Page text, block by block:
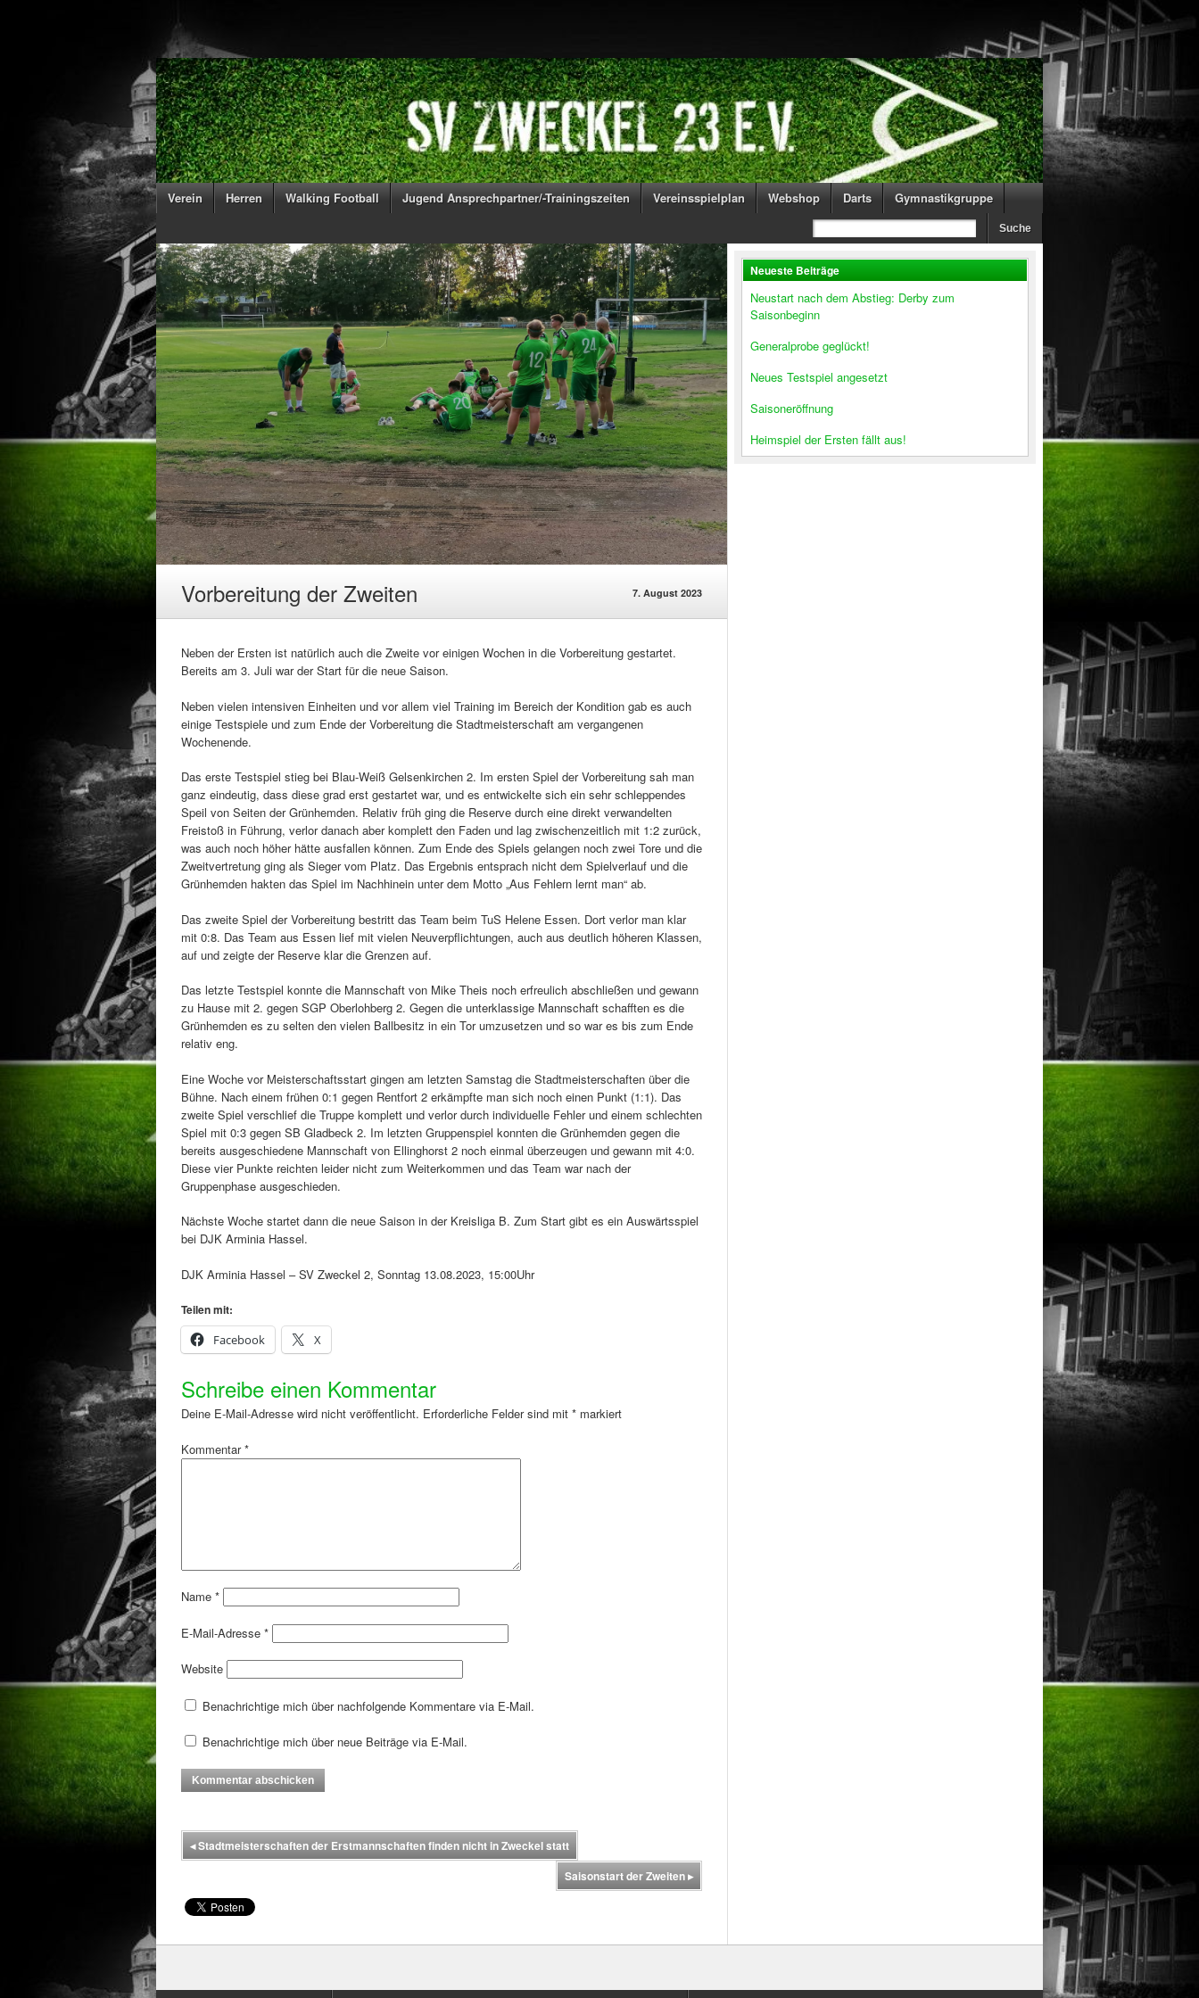
Verein Herren Walking Football Jugend Ansprechpartner/-Trainingszeiten Vereinsspielplan Webshop Darts Gymnastikgruppe
Vorbereitung der Zweiten 7. August 2023
Neben der Ersten ist natürlich auch die Zweite vor einigen Wochen in die Vorbereitung gestartet.
Bereits am 3. Juli war der Start für die neue Saison.
Neben vielen intensiven Einheiten und vor allem viel Training im Bereich der Kondition gab es auch
einige Testspiele und zum Ende der Vorbereitung die Stadtmeisterschaft am vergangenen
Wochenende.
Das erste Testspiel stieg bei Blau-Weiß Gelsenkirchen 2. Im ersten Spiel der Vorbereitung sah man
ganz eindeutig, dass diese grad erst gestartet war, und es entwickelte sich ein sehr schleppendes
Speil von Seiten der Grünhemden. Relativ früh ging die Reserve durch eine direkt verwandelten
Freistoß in Führung, verlor danach aber komplett den Faden und lag zwischenzeitlich mit 1:2 zurück,
was auch noch höher hätte ausfallen können. Zum Ende des Spiels gelangen noch zwei Tore und die
Zweitvertretung ging als Sieger vom Platz. Das Ergebnis entsprach nicht dem Spielverlauf und die
Grünhemden hakten das Spiel im Nachhinein unter dem Motto „Aus Fehlern lernt man“ ab.
Das zweite Spiel der Vorbereitung bestritt das Team beim TuS Helene Essen. Dort verlor man klar
mit 0:8. Das Team aus Essen lief mit vielen Neuverpflichtungen, auch aus deutlich höheren Klassen,
auf und zeigte der Reserve klar die Grenzen auf.
Das letzte Testspiel konnte die Mannschaft von Mike Theis noch erfreulich abschließen und gewann
zu Hause mit 2. gegen SGP Oberlohberg 2. Gegen die unterklassige Mannschaft schafften es die
Grünhemden es zu selten den vielen Ballbesitz in ein Tor umzusetzen und so war es bis zum Ende
relativ eng.
Eine Woche vor Meisterschaftsstart gingen am letzten Samstag die Stadtmeisterschaften über die
Bühne. Nach einem frühen 0:1 gegen Rentfort 2 erkämpfte man sich noch einen Punkt (1:1). Das
zweite Spiel verschlief die Truppe komplett und verlor durch individuelle Fehler und einem schlechten
Spiel mit 0:3 gegen SB Gladbeck 2. Im letzten Gruppenspiel konnten die Grünhemden gegen die
bereits ausgeschiedene Mannschaft von Ellinghorst 2 noch einmal überzeugen und gewann mit 4:0.
Diese vier Punkte reichten leider nicht zum Weiterkommen und das Team war nach der
Gruppenphase ausgeschieden.
Nächste Woche startet dann die neue Saison in der Kreisliga B. Zum Start gibt es ein Auswärtsspiel
bei DJK Arminia Hassel.
DJK Arminia Hassel – SV Zweckel 2, Sonntag 13.08.2023, 15:00Uhr
Teilen mit:
Facebook
X
Schreibe einen Kommentar
Deine E-Mail-Adresse wird nicht veröffentlicht. Erforderliche Felder sind mit * markiert
Kommentar*
Name *
E-Mail-Adresse *
Website
Benachrichtige mich über nachfolgende Kommentare via E-Mail.
Benachrichtige mich über neue Beiträge via E-Mail.
◂Stadtmeisterschaften der Erstmannschaften finden nicht in Zweckel statt
Saisonstart der Zweiten▸
Neueste Beiträge
Neustart nach dem Abstieg: Derby zum
Saisonbeginn
Generalprobe geglückt!
Neues Testspiel angesetzt
Saisoneröffnung
Heimspiel der Ersten fällt aus!